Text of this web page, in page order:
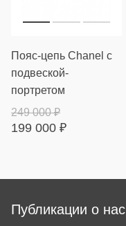
Пояс-цепь Chanel с
подвеской-
портретом
199 000 ₽
249 000₽
Публикации о нас